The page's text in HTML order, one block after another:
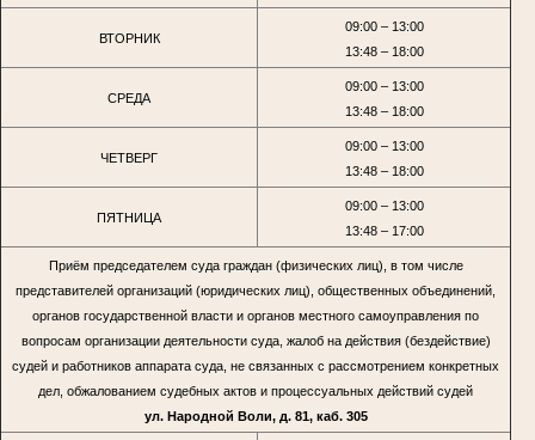
ВТОРНИК
09:00 – 13:00
13:48 – 18:00
СРЕДА
09:00 – 13:00
13:48 – 18:00
ЧЕТВЕРГ
09:00 – 13:00
13:48 – 18:00
ПЯТНИЦА
09:00 – 13:00
13:48 – 17:00
Приём председателем суда граждан (физических лиц), в том числе
представителей организаций (юридических лиц), общественных объединений,
органов государственной власти и органов местного самоуправления по
вопросам организации деятельности суда, жалоб на действия (бездействие)
судей и работников аппарата суда, не связанных с рассмотрением конкретных
дел, обжалованием судебных актов и процессуальных действий судей
ул. Народной Воли, д. 81, каб. 305